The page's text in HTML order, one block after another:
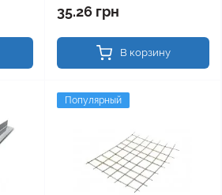
35.26 грн
В корзину
Популярный